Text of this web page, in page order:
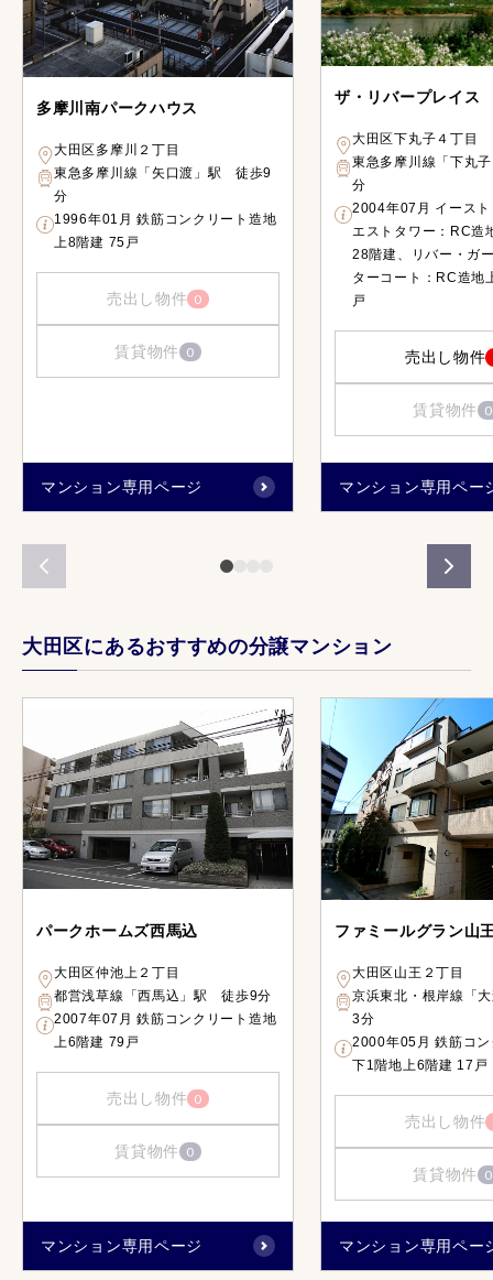
多摩川南パークハウス
大田区多摩川２丁目
東急多摩川線「矢口渡」駅 徒歩9
分
1996年01月 鉄筋コンクリート造地
上8階建 75戸
売出し物件 0
賃貸物件 0
マンション専用ページ
ザ・リバープレイス
大田区下丸子４丁目
東急多摩川線「下丸
分
2004年07月 イース
エストタワー：RC造
28階建、リバー・ガ
ターコート：RC造地
戸
売出し物件
賃貸物件 0
マンション専用ペー
大田区にあるおすすめの分譲マンション
パークホームズ西馬込
大田区仲池上２丁目
都営浅草線「西馬込」駅 徒歩9分
2007年07月 鉄筋コンクリート造地
上6階建 79戸
売出し物件 0
賃貸物件 0
マンション専用ページ
ファミールグラン山
大田区山王２丁目
京浜東北・根岸線「
3分
2000年05月 鉄筋コ
下1階地上6階建 17戸
売出し物件
賃貸物件 0
マンション専用ペー